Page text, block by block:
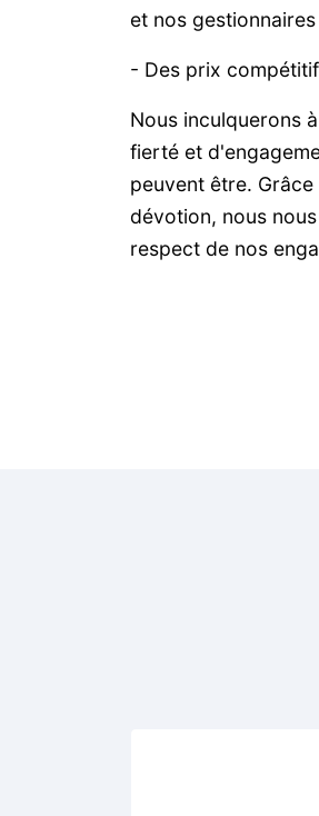
et nos gestionnaires
- Des prix
Nous inculquerons
fierté et
peuvent être.
dévotion, nous
respect de nos